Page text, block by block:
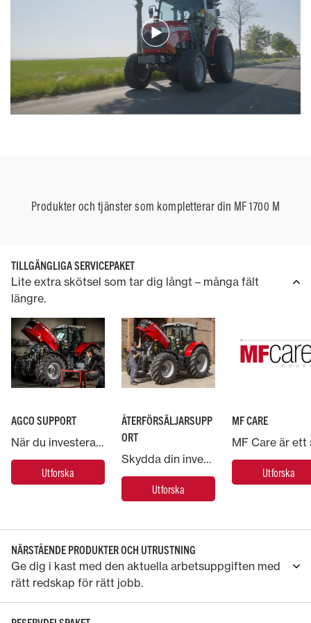
Produkter och tjänster som kompletterar din MF 1700 M
TILLGÄNGLIGA SERVICEPAKET
Lite extra skötsel som tar dig långt – många fält
längre.
AGCO SUPPORT
När du investerar i en Massey Ferguson-maskin backas du upp av AGCO, världens största företag inom lantbruksmaskiner.
Utforska
ÅTERFÖRSÄLJARSUPP
ORT
Skydda din investering i Massey Ferguson och placera din maskin i händerna på experter.
Utforska
MF CARE
Utforska
NÄRSTÅENDE PRODUKTER OCH UTRUSTNING
Ge dig i kast med den aktuella arbetsuppgiften med
rätt redskap för rätt jobb.